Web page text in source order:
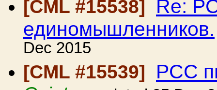
[CML #15538]
Re:
единомышленников.
Dec 2015
[CML #15539]
РСС